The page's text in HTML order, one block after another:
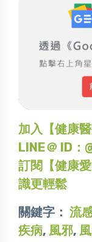
加入【健康
LINE＠ ID
訂閱【健康
識更輕鬆
關鍵字： 流
疾病, 風邪,